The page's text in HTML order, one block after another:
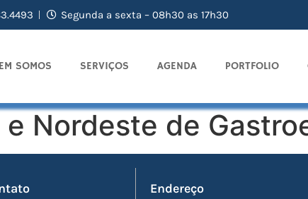
Segunda a sexta – 08h30 as 17h30
SOMOS SERVIÇOS AGENDA PORTFOLIO
Nordeste de
Endereço